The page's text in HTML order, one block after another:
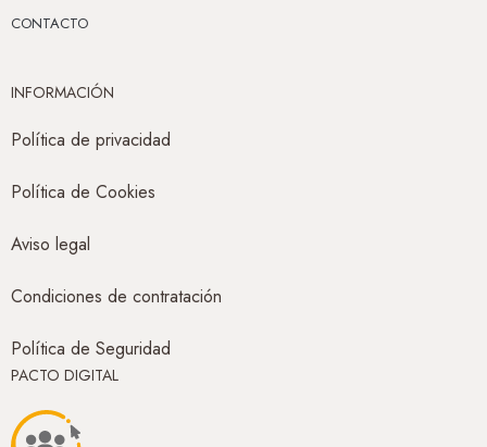
CONTACTO
INFORMACIÓN
Política de privacidad
Política de Cookies
Aviso legal
Condiciones de contratación
Política de Seguridad
PACTO DIGITAL